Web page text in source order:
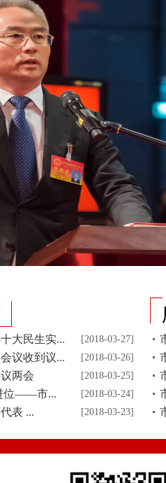
大民生实... [2018-03-27]
议收到议... [2018-03-26]
两会 [2018-03-25]
位——市... [2018-03-24]
表 ... [2018-03-23]